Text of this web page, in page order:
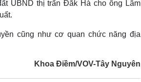
UBND thị trấn Đăk Hà cho ông Lâm
cũng như cơ quan chức năng địa
Khoa Điềm/VOV-Tây Nguyên